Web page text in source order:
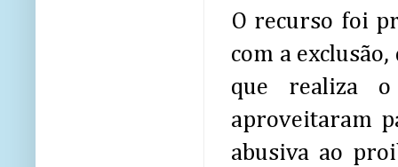
O recurso foi
com a
que realiza
aproveitaram
abusiva ao